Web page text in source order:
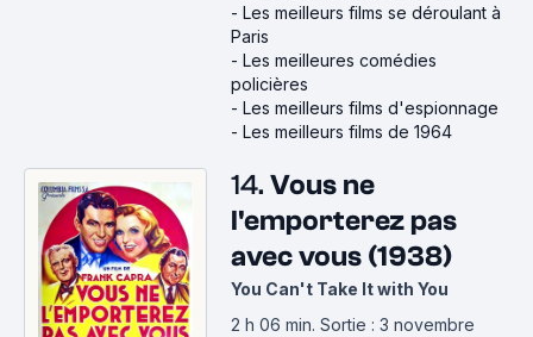
- Les meilleurs films se déroulant à
Paris
- Les meilleures comédies
policières
- Les meilleurs films d'espionnage
- Les meilleurs films de 1964
14. Vous ne
l'emporterez pas
avec vous (1938)
You Can't Take It with You
2 h 06 min. Sortie : 3 novembre